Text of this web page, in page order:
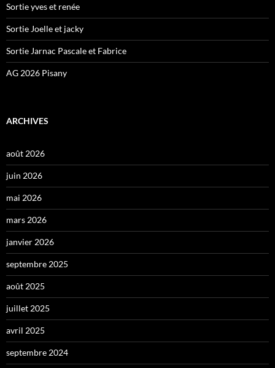
Sortie yves et renée
Sortie Joelle et jacky
Sortie Jarnac Pascale et Fabrice
AG 2026 Pisany
ARCHIVES
août 2026
juin 2026
mai 2026
mars 2026
janvier 2026
septembre 2025
août 2025
juillet 2025
avril 2025
septembre 2024